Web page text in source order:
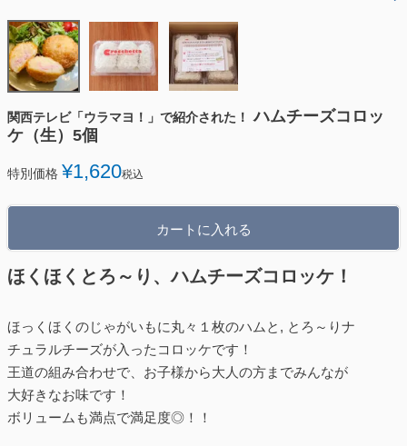
関西テレビ「ウラマヨ！」で紹介された！
ハムチーズコロッ
ケ（生）5個
特別価格 ¥1,620税込
カートに入れる
ほくほくとろ～り、ハムチーズコロッケ！
ほっくほくのじゃがいもに丸々１枚のハムと, とろ～りナ
チュラルチーズが入ったコロッケです！
王道の組み合わせで、お子様から大人の方までみんなが
大好きなお味です！
ボリュームも満点で満足度◎！！